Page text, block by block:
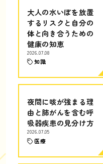
大人の水いぼを放置
するリスクと自分の
体と向き合うための
健康の知恵
2026.07.08
知識
夜間に咳が強まる理
由と肺がんを含む呼
吸器疾患の見分け方
2026.07.05
医療